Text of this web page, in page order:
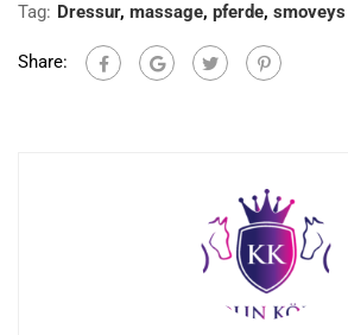
Tag: Dressur, massage, pferde, smoveys
Share: